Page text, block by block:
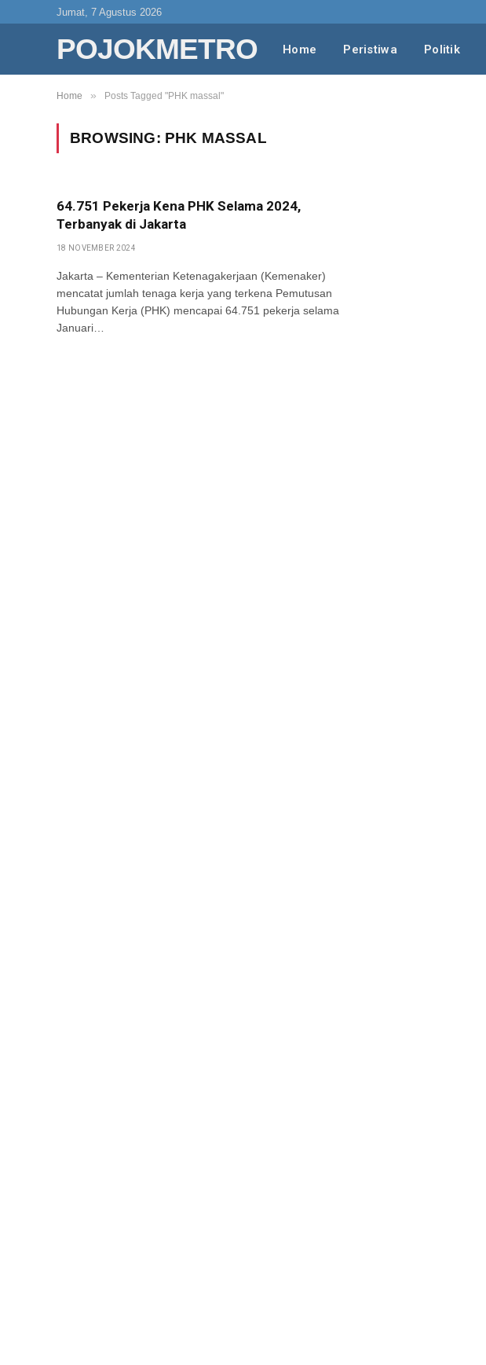
Jumat, 7 Agustus 2026
POJOKMETRO Home Peristiwa Politik
Home » Posts Tagged "PHK massal"
BROWSING: PHK MASSAL
64.751 Pekerja Kena PHK Selama 2024,
Terbanyak di Jakarta
18 NOVEMBER 2024
Jakarta – Kementerian Ketenagakerjaan (Kemenaker)
mencatat jumlah tenaga kerja yang terkena Pemutusan
Hubungan Kerja (PHK) mencapai 64.751 pekerja selama
Januari…